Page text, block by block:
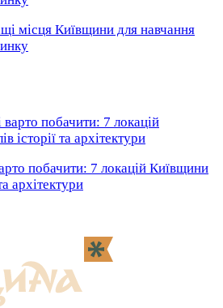
місця Київщини для навчання
побачити: 7 локацій Київщини
архітектури